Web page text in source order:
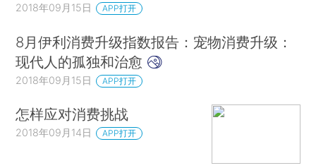
2018年09月15日 APP打开
8月伊利消费升级指数报告：宠物消费升级：
现代人的孤独和治愈
2018年09月15日 APP打开
怎样应对消费挑战
2018年09月14日 APP打开